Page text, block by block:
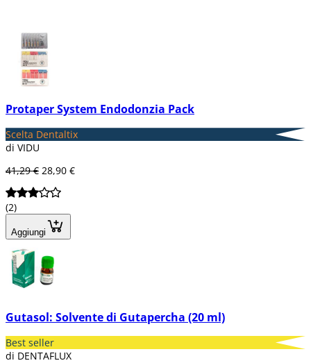
Protaper System Endodonzia Pack
Scelta Dentaltix
di VIDU
41,29 € 28,90 €
(2)
Aggiungi
Gutasol: Solvente di Gutapercha (20 ml)
Best seller
di DENTAFLUX